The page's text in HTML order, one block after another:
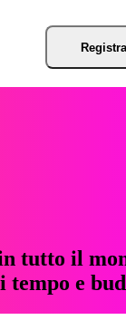
tutto il
e